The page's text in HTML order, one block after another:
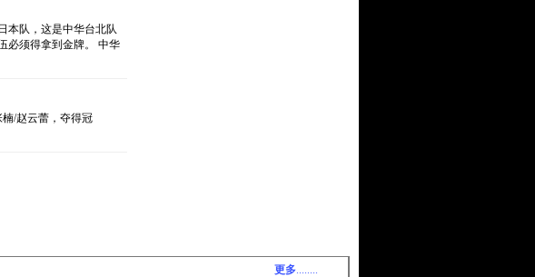
本队，这是中华台北队
必须得拿到金牌。 中华
/赵云蕾，夺得冠
更多........